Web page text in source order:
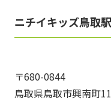
写真販売サービス
よくあるご質問
ニチイキッズ鳥取
〒680-0844
鳥取県鳥取市興南町